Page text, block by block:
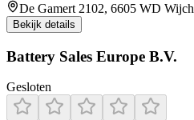
De Gamert 2102, 6605 WD
Bekijk details
Battery Sales Europe B.V.
Gesloten